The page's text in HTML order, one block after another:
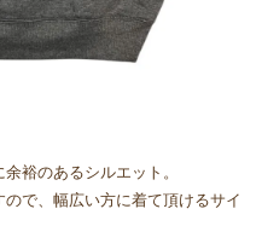
裕のあるシルエット。
で、幅広い方に着て頂けるサイ